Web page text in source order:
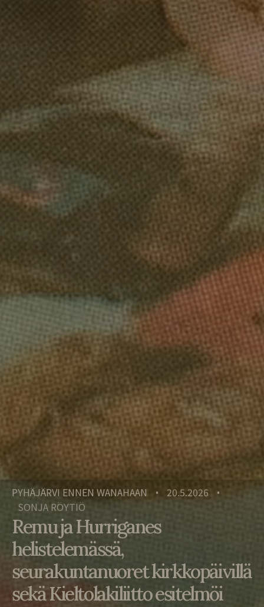
PYHÄJÄRVI ENNEN WANAHAAN • 20.5.2026 •
SONJA RÖYTIÖ
Remu ja Hurriganes
helistelemässä,
seurakuntanuoret kirkkopäivillä
sekä Kieltolakiliitto esitelmöi